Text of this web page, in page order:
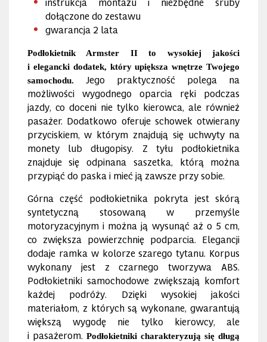
dołączone do zestawu
gwarancja 2 lata
Podłokietnik Armster II to wysokiej jakości
i elegancki dodatek, który upiększa wnętrze Twojego
samochodu.
Jego praktyczność polega na
możliwości wygodnego oparcia ręki podczas
jazdy, co doceni nie tylko kierowca, ale również
pasażer. Dodatkowo oferuje schowek otwierany
przyciskiem, w którym znajdują się uchwyty na
monety lub długopisy. Z tyłu podłokietnika
znajduje się odpinana saszetka, którą można
przypiąć do paska i mieć ją zawsze przy sobie.
Górna część podłokietnika pokryta jest skórą
syntetyczną stosowaną w przemyśle
motoryzacyjnym i można ją wysunąć aż o 5 cm,
co zwiększa powierzchnię podparcia. Elegancji
dodaje ramka w kolorze szarego tytanu. Korpus
wykonany jest z czarnego tworzywa ABS.
Podłokietniki samochodowe zwiększają komfort
każdej podróży. Dzięki wysokiej jakości
materiałom, z których są wykonane, gwarantują
większą wygodę nie tylko kierowcy, ale
i pasażerom. Podłokietniki charakteryzują się długą